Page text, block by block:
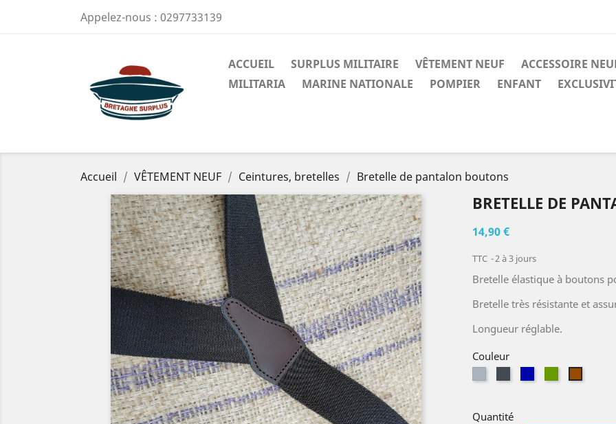
Appelez-nous : 0297733139
ACCUEIL SURPLUS MILITAIRE VÊTEMENT NEUF ACCESSOIRE
MILITARIA
MARINE NATIONALE POMPIER ENFANT
Accueil VÊTEMENT NEUF Ceintures, bretelles Bretelle de pantalon boutons
BRETELLE DE
14,90 €
TTC 2 à 3 jours
Bretelle élastique à boutons
Bretelle très résistante et
Longueur réglable.
Couleur
Quantité